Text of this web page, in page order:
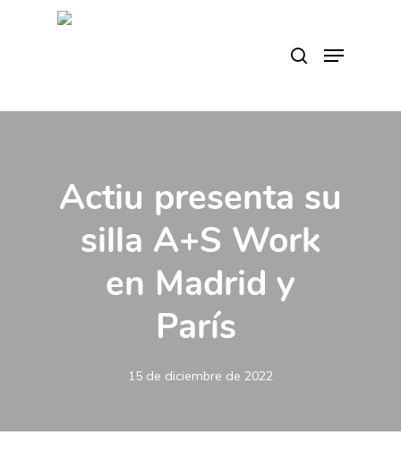
Menu
Actiu presenta su
silla A+S Work
en Madrid y
París
15 de diciembre de 2022